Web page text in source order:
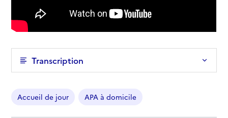
Transcription
Accueil de jour APA à domicile